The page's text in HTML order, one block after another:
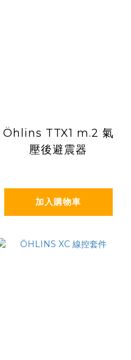
Öhlins TTX1 m.2 氣
壓後避震器
加入購物車